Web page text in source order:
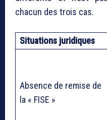
chacun des trois cas.
Situations juridiques
Absence de remise de
la « FISE »